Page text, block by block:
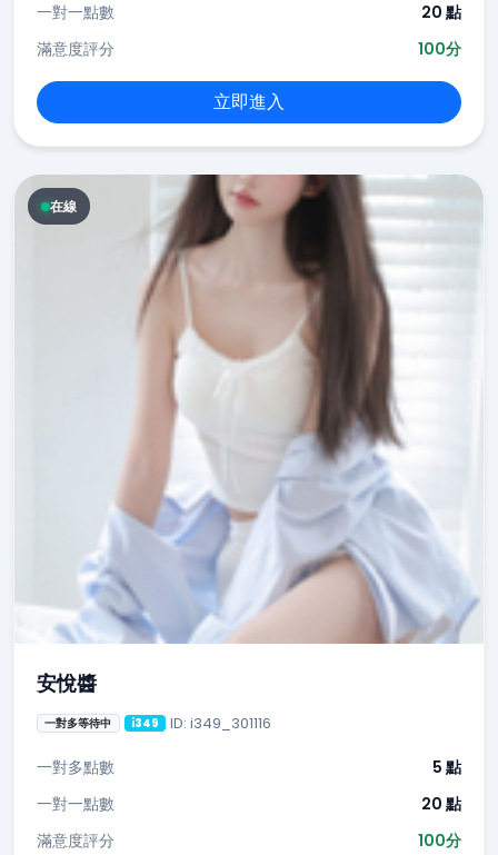
一對一點數
20 點
滿意度評分
100分
立即進入
在線
安悅醬
一對多等待中 i349 ID: i349_301116
一對多點數
5 點
一對一點數
20 點
滿意度評分
100分